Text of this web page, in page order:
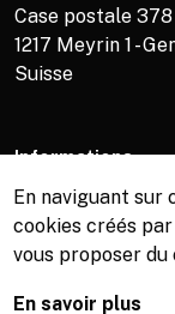
Case postale 378
1217 Meyrin 1 -
Suisse
Informations
Service de la
Billetterie +41
Bibliothèque +41
En naviguant sur
cookies créés
vous proposer
En savoir plus